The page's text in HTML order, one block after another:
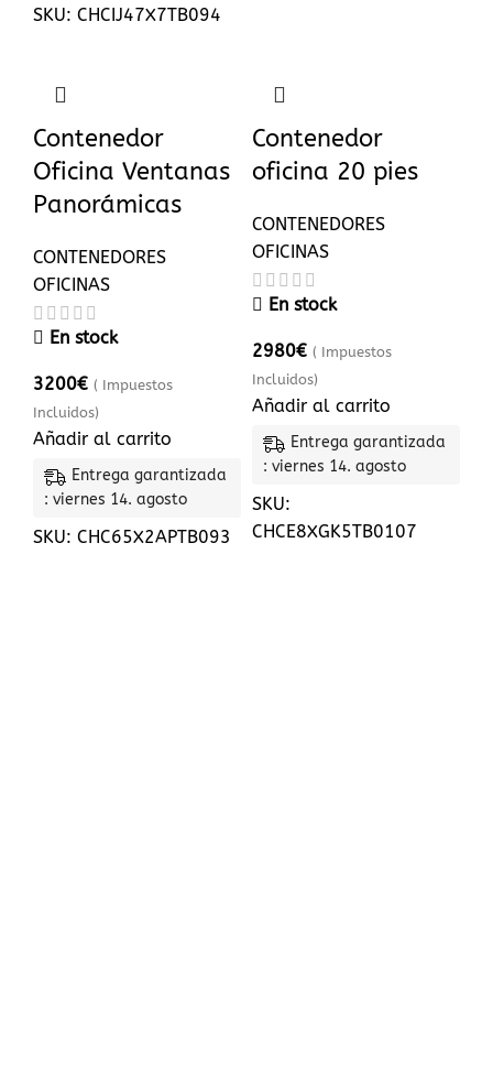
SKU: CHCIJ47X7TB094
Contenedor
Oficina Ventanas
Panorámicas
CONTENEDORES
OFICINAS
En stock
3200€ ( Impuestos
Incluidos)
Añadir al carrito
Entrega garantizada
: viernes 14. agosto
SKU: CHC65X2APTB093
Contenedor
oficina 20 pies
CONTENEDORES
OFICINAS
En stock
2980€ ( Impuestos
Incluidos)
Añadir al carrito
Entrega garantizada
: viernes 14. agosto
SKU:
CHCE8XGK5TB0107